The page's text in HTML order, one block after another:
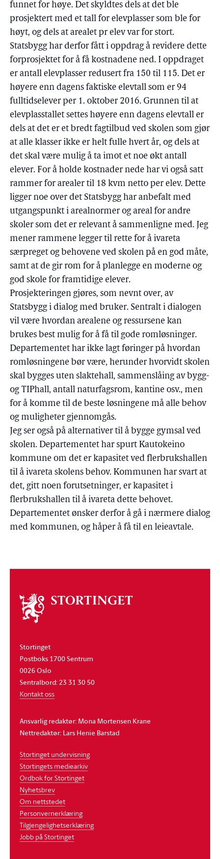
funnet for høye. Det skyldtes dels at det ble
prosjektert med et tall for elevplasser som ble for
høyt, og dels at arealet pr elev var for stort.
Statsbygg har derfor fått i oppdrag å revidere dette
forprosjektet for å få kostnadene ned. I oppdraget
er antall elevplasser redusert fra 150 til 115. Det er
høyere enn dagens faktiske elevtall som er 94
fulltidselever per 1. oktober 2016. Grunnen til at
elevplasstallet settes høyere enn dagens elevtall er
dels at det er et bredt fagtilbud ved skolen som gjør
at alle klasser ikke er helt fulle hvert år, og dels at
det skal være mulig å ta imot et noe økt antall
elever. For å holde kostnader nede har vi også satt
rammer for arealer til 18 kvm netto per elev. Dette
ligger noe over det Statsbygg har anbefalt med
utgangspunkt i arealnormer og areal for andre
skoler som det er relevant å sammenligne med. Jeg
mener rammene legger til rette for å ivareta
særpreget og behovene ved skolen på en god måte,
samt at de gir rom for å planlegge en moderne og
god skole for framtidige elever.
Prosjekteringen gjøres, som nevnt over, av
Statsbygg i dialog med bruker. Sentralt i dialogen
vil være hvordan arealene og ressursene kan
brukes best mulig for å få til gode romløsninger.
Departementet har ikke lagt føringer på hvordan
romløsningene bør være, herunder hvorvidt skolen
skal bygges uten slaktehall, sammenslåing av bygg-
og TIPhall, antall naturfagsrom, kantine osv., men
for å komme til de beste løsningene må alle behov
og muligheter gjennomgås.
Jeg ser også på alternativer til å bygge gymsal ved
skolen. Departementet har spurt Kautokeino
kommune om det er kapasitet ved flerbrukshallen
til å ivareta skolens behov. Kommunen har svart at
det, gitt noen forutsetninger, er kapasitet i
flerbrukshallen til å ivareta dette behovet.
Departementet ønsker derfor å gå i nærmere dialog
med kommunen, og håper å få til en leieavtale.
Om
stortinget
Stortinget
Postboks 1700 Sentrum
0026 Oslo
Sentralbord: 23 31 30 50
Kontakt oss
Ansvarlig redaktør: Mona Mortensen Krane
Nettredaktør: Lars Henie Barstad
Stortinget undervisning
Stortingets mediearkiv
Ordbok for Stortinget
Nyhetsbrev
Om nettstedet
Personvernerklæring
Tilgjengelighetserklæring
Jobb på Stortinget